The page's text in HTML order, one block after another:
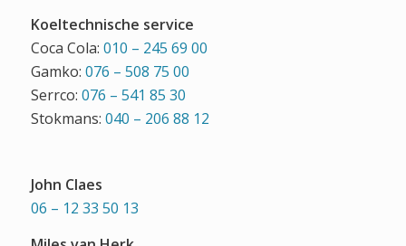
Koeltechnische service
Coca Cola: 010 – 245 69 00
Gamko: 076 – 508 75 00
Serrco: 076 – 541 85 30
Stokmans: 040 – 206 88 12
John Claes
06 – 12 33 50 13